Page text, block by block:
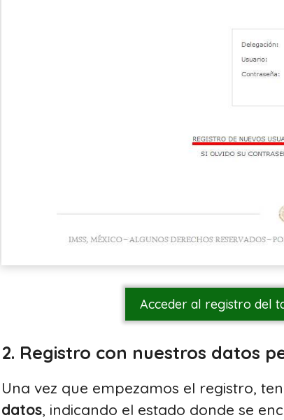
Acceder al registro del
2. Registro con nuestros datos
Una vez que empezamos el registro,
datos, indicando el estado donde se